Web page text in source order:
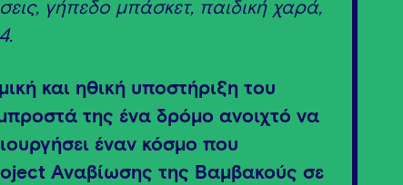
γήπεδο μπάσκετ, παιδική χαρά,
και ηθική υποστήριξη του
της ένα δρόμο ανοιχτό να
έναν κόσμο που
Αναβίωσης της Βαμβακούς σε